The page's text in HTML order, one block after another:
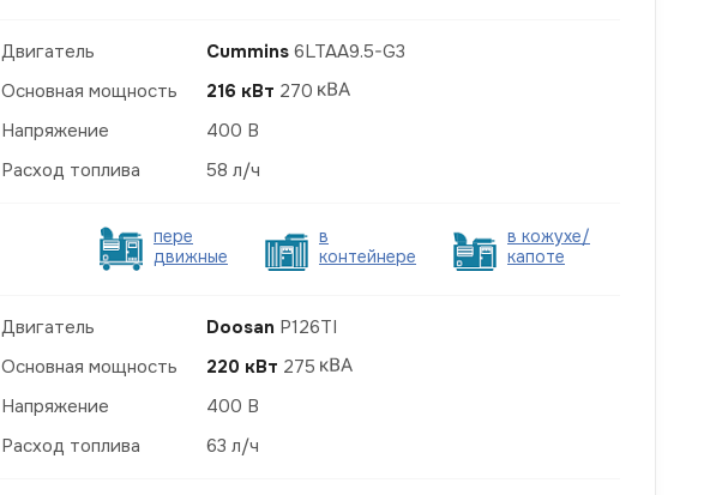
Двигатель Cummins 6LTAA9.5-G3
Основная мощность
216 кВт 270
Напряжение
400 В
Расход топлива
58 л/ч
пере
движные
в
контейнере
в кожухе/
капоте
Двигатель Doosan P126TI
Основная мощность
220 кВт 275
Напряжение
400 В
Расход топлива
63 л/ч